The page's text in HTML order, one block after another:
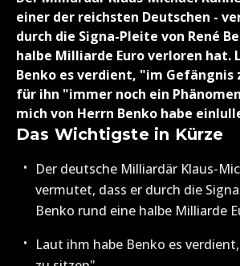
einer der reichsten Deutschen -
durch die Signa-Pleite von René
halbe Milliarde Euro verloren hat.
Benko es verdient, "im Gefängnis
für ihn "immer noch ein
mich von Herrn Benko habe
Das Wichtigste in Kürze
Der deutsche Milliardär Klaus-
vermutet, dass er durch die
Benko rund eine halbe Milliarde
Laut ihm habe Benko es